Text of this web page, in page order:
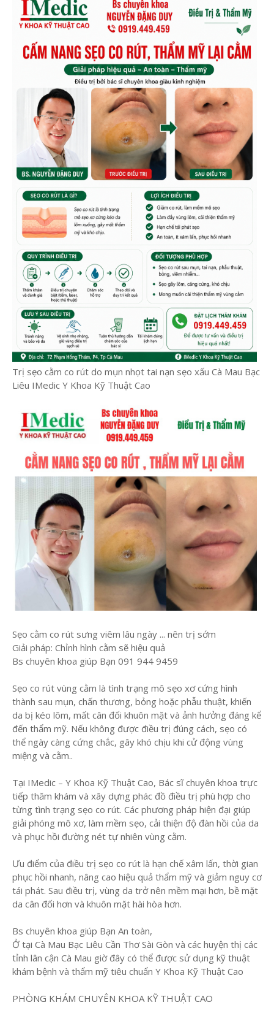
Trị sẹo cằm co rút do mụn nhọt tai nạn sẹo xấu Cà Mau Bạc
Liêu IMedic Y Khoa Kỹ Thuật Cao
Sẹo cằm co rút sưng viêm lâu ngày ... nên trị sớm
Giải pháp: Chỉnh hình cằm sẽ hiệu quả
Bs chuyên khoa giúp Bạn 091 944 9459
Sẹo co rút vùng cằm là tình trạng mô sẹo xơ cứng hình
thành sau mụn, chấn thương, bỏng hoặc phẫu thuật, khiến
da bị kéo lõm, mất cân đối khuôn mặt và ảnh hưởng đáng kể
đến thẩm mỹ. Nếu không được điều trị đúng cách, sẹo có
thể ngày càng cứng chắc, gây khó chịu khi cử động vùng
miệng và cằm..
Tại IMedic – Y Khoa Kỹ Thuật Cao, Bác sĩ chuyên khoa trực
tiếp thăm khám và xây dựng phác đồ điều trị phù hợp cho
từng tình trạng sẹo co rút. Các phương pháp hiện đại giúp
giải phóng mô xơ, làm mềm sẹo, cải thiện độ đàn hồi của da
và phục hồi đường nét tự nhiên vùng cằm.
Ưu điểm của điều trị sẹo co rút là hạn chế xâm lấn, thời gian
phục hồi nhanh, nâng cao hiệu quả thẩm mỹ và giảm nguy cơ
tái phát. Sau điều trị, vùng da trở nên mềm mại hơn, bề mặt
da cân đối hơn và khuôn mặt hài hòa hơn.
Bs chuyên khoa giúp Bạn An toàn,
Ở tại Cà Mau Bạc Liêu Cần Thơ Sài Gòn và các huyện thị các
tỉnh lân cận Cà Mau giờ đây có thể được sử dụng kỹ thuật
khám bệnh và thẩm mỹ tiêu chuẩn Y Khoa Kỹ Thuật Cao
PHÒNG KHÁM CHUYÊN KHOA KỸ THUẬT CAO